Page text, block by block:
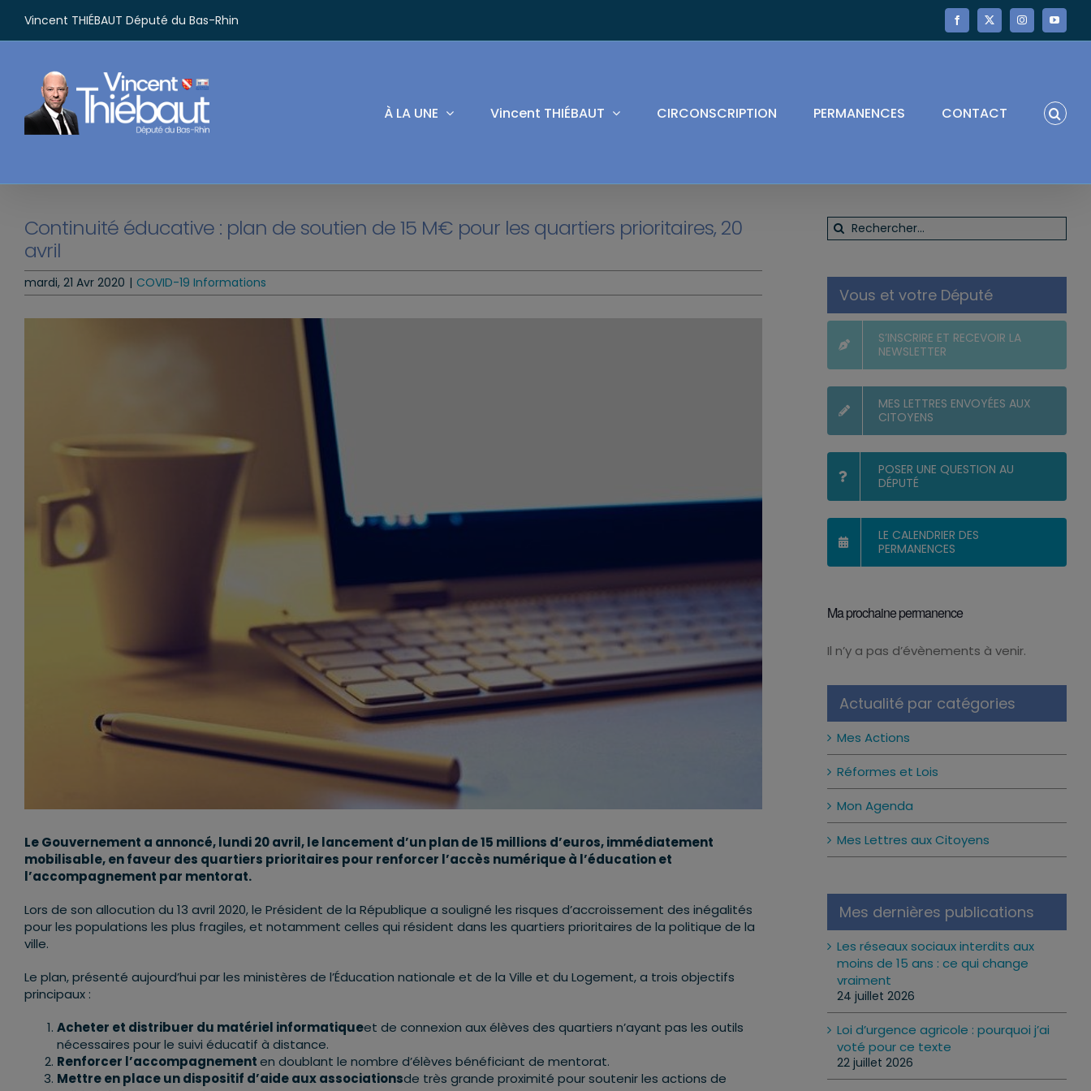
contenu
Vincent THIÉBAUT Député du Bas-Rhin Facebook
X InstagramYouTube
À LA UNE Vincent THIÉBAUT CIRCONSCRIPTION PERMANENCES CONTACT
Continuité éducative : plan de soutien de 15 M€ pour les quartiers prioritaires, 20
avril
mardi, 21 Avr 2020 | COVID-19 Informations
Le Gouvernement a annoncé, lundi 20 avril, le lancement d’un plan de 15 millions d’euros, immédiatement
mobilisable, en faveur des quartiers prioritaires pour renforcer l’accès numérique à l’éducation et
l’accompagnement par mentorat.
Lors de son allocution du 13 avril 2020, le Président de la République a souligné les risques d’accroissement des inégalités
pour les populations les plus fragiles, et notamment celles qui résident dans les quartiers prioritaires de la politique de la
ville.
Le plan, présenté aujourd’hui par les ministères de l’Éducation nationale et de la Ville et du Logement, a trois objectifs
principaux :
Acheter et distribuer du matériel informatiqueet de connexion aux élèves des quartiers n’ayant pas les outils
nécessaires pour le suivi éducatif à distance.
Renforcer l’accompagnementen doublant le nombre d’élèves bénéficiant de mentorat.
Mettre en place un dispositif d’aide aux associationsde très grande proximité pour soutenir les actions de
Rechercher:
Vous et votre Député
S’INSCRIRE ET RECEVOIR LA
NEWSLETTER
MES LETTRES ENVOYÉES AUX
CITOYENS
POSER UNE QUESTION AU
DÉPUTÉ
LE CALENDRIER DES
PERMANENCES
Ma prochaine permanence
Notice
Il n’y a pas d’évènements à venir.
Actualité par catégories
Mes Actions
Réformes et Lois
Mon Agenda
Mes Lettres aux Citoyens
Mes dernières publications
Les réseaux sociaux interdits aux
moins de 15 ans : ce qui change
vraiment
24 juillet 2026
Loi d’urgence agricole : pourquoi j’ai
voté pour ce texte
22 juillet 2026